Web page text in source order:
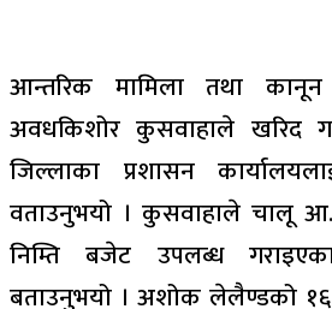
आन्तरिक मामिला तथा कानून
अवधकिशोर कुसवाहाले
जिल्लाका प्रशासन
वताउनुभयो । कुसवाहाले चालू
निम्ति बजेट उपलब्ध
बताउनुभयो । अशोक लेलैण्डको